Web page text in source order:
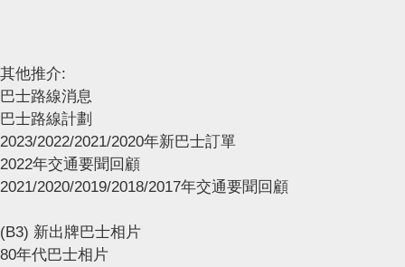
其他推介:
巴士路線消息
巴士路線計劃
2023/2022/2021/2020年新巴士訂單
2022年交通要聞回顧
2021/2020/2019/2018/2017年交通要聞回顧
(B3) 新出牌巴士相片
80年代巴士相片